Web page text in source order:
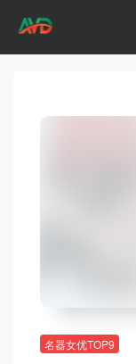
名器女优TOP9